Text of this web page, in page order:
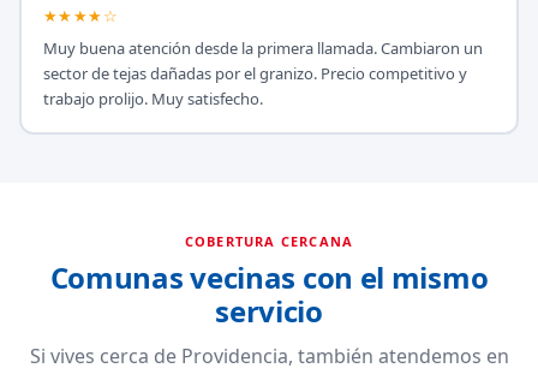
★★★★☆
Muy buena atención desde la primera llamada. Cambiaron un
sector de tejas dañadas por el granizo. Precio competitivo y
trabajo prolijo. Muy satisfecho.
COBERTURA CERCANA
Comunas vecinas con el mismo
servicio
Si vives cerca de Providencia, también atendemos en